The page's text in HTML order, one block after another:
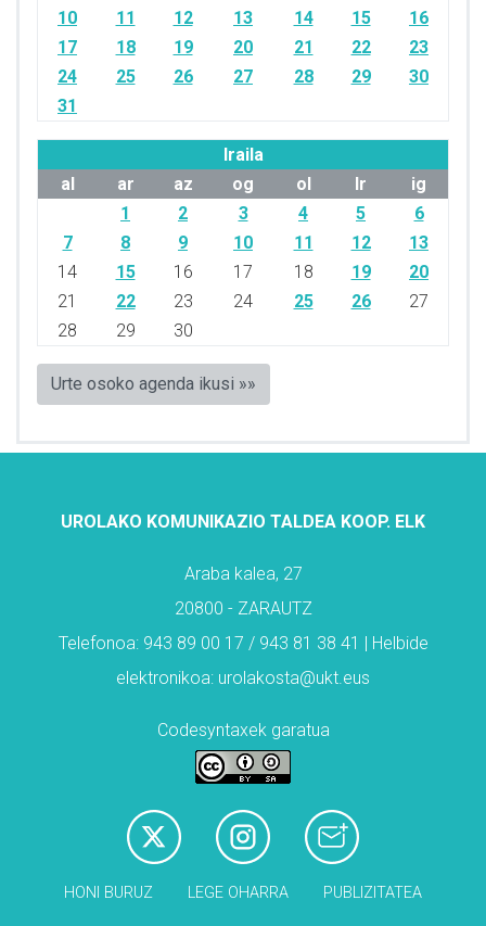
10
11 12 13 14 15
16
17
18 19 20 21 22
23
24
25 26 27 28 29
30
31
Iraila
al
ar az og ol lr
ig
1
2 3 4 5
6
7
8 9 10 11 12
13
14
15 16 17 18 19
20
21
22 23 24 25 26
27
28
29 30
Urte osoko agenda ikusi »»
UROLAKO KOMUNIKAZIO TALDEA KOOP. ELK
Araba kalea, 27
20800 - ZARAUTZ
Telefonoa: 943 89 00 17 / 943 81 38 41 | Helbide
elektronikoa: urolakosta@ukt.eus
Codesyntaxek garatua
HONI BURUZ LEGE OHARRA PUBLIZITATEA